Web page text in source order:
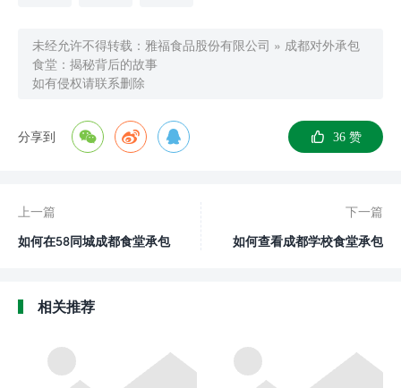
未经允许不得转载： 雅福食品股份有限公司 » 成都对外承包
食堂：揭秘背后的故事
如有侵权请联系删除
分享到 36 赞
上一篇
如何在58同城成都食堂承包
下一篇
如何查看成都学校食堂承包
相关推荐